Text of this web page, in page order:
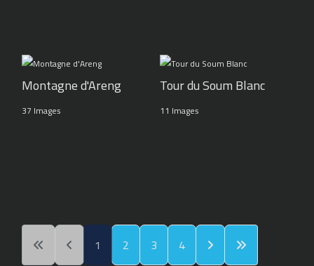
Montagne d'Areng
37 Images
Tour du Soum Blanc
11 Images
1 2 3 4